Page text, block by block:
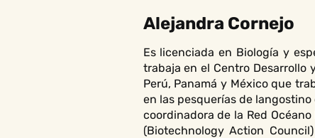
Alejandra Cornejo
Es licenciada en Biología y
trabaja en el Centro Desarrollo
Perú, Panamá y México que
en las pesquerías de
coordinadora de la Red
(Biotechnology Action